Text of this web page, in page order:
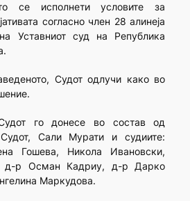
се исполнети условите за
согласно член 28 алинеја
Уставниот суд на Република
Судот одлучи како во
го донесе во состав од
Сали Мурати и судиите:
Гошева, Никола Ивановски,
д-р Осман Кадриу, д-р Дарко
Маркудова.